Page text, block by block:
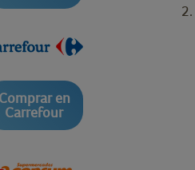
Comprar en
Carrefour